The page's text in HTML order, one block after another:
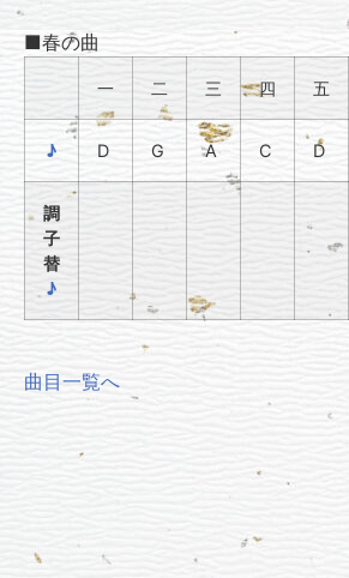
■春の曲
一 二 三 四 五
♪ D G A C D
調
子
替
♪
曲目一覧へ